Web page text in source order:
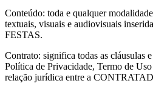
Conteúdo: toda e qualquer
textuais, visuais e audiovisuais
FESTAS.
Contrato: significa todas as cláusulas
Política de Privacidade, Termo de
relação jurídica entre a